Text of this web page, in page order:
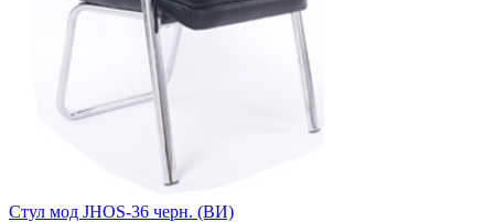
Стул мод JHOS-36 черн. (ВИ)